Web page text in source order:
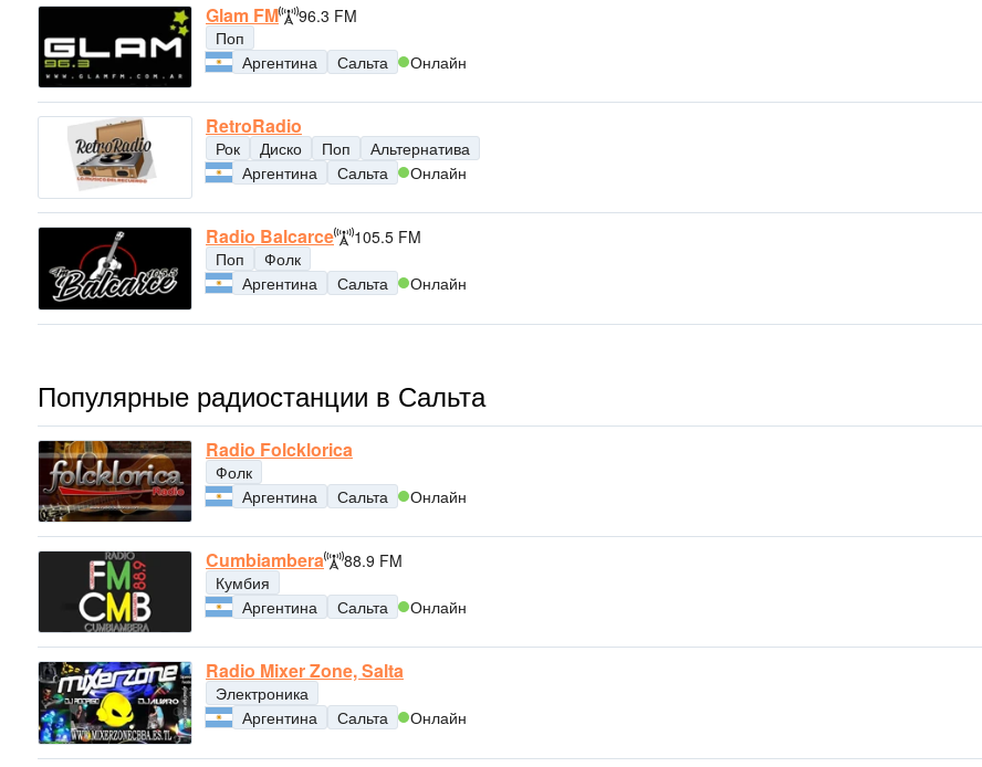
Glam FM
96.3 FM
Поп
Аргентина
Сальта Онлайн
RetroRadio
Рок Диско Поп
Альтернатива
Аргентина
Сальта Онлайн
Radio Balcarce
105.5 FM
Поп
Фолк
Аргентина
Сальта Онлайн
Популярные радиостанции в Сальта
Radio Folcklorica
Фолк
Аргентина
Сальта Онлайн
Cumbiambera
88.9 FM
Кумбия
Аргентина
Сальта Онлайн
Radio Mixer Zone, Salta
Электроника
Аргентина
Сальта Онлайн